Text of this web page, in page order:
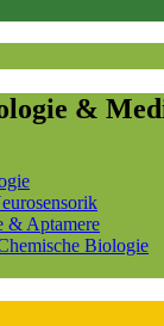
&
& Aptamere
Biologie